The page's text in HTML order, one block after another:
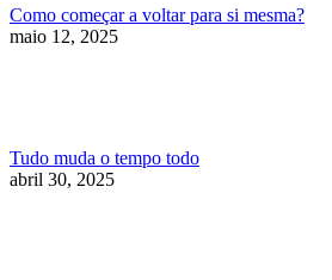
Como começar a voltar para si mesma?
maio 12, 2025
Tudo muda o tempo todo
abril 30, 2025